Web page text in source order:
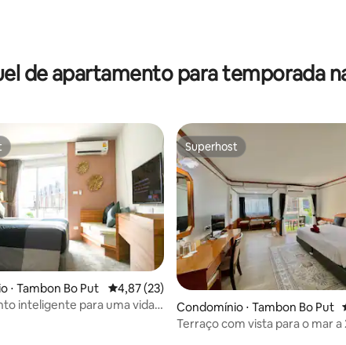
de apartamento para temporada
de 5, 40 avaliações
⋅ Tambon Bo Put 4,87 de uma avaliação média de 5, 23
4,87 (23)
inteligente para uma vida
Superhost
Superhost
Condomínio ⋅ Tambon Bo Put
Terraço com vista para o mar a